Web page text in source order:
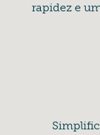
rapidez e